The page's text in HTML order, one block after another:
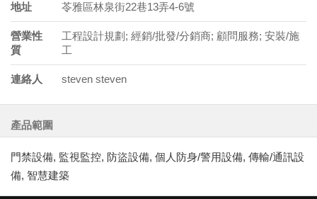
地址 苓雅區林泉街22巷13弄4-6號
營業性
質
工程設計規劃; 經銷/批發/分銷商; 顧問服務; 安裝/施
工
連絡人 steven steven
產品範圍
門禁設備, 監視監控, 防盜設備, 個人防身/警用設備, 傳輸/通訊設
備, 智慧建築